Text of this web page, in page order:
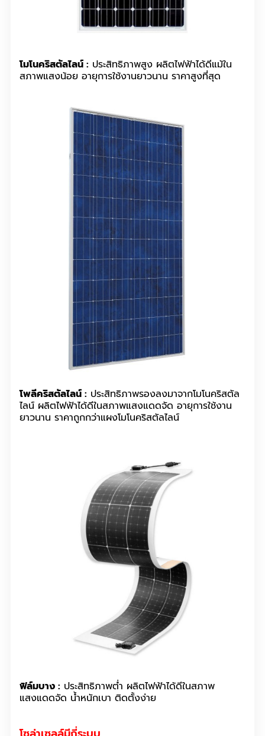
โมโนคริสตัลไลน์ : ประสิทธิภาพสูง ผลิตไฟฟ้าได้ดีแม้ใน
สภาพแสงน้อย อายุการใช้งานยาวนาน ราคาสูงที่สุด
โพลีคริสตัลไลน์ : ประสิทธิภาพรองลงมาจากโมโนคริสตัล
ไลน์ ผลิตไฟฟ้าได้ดีในสภาพแสงแดดจัด อายุการใช้งาน
ยาวนาน ราคาถูกกว่าแผงโมโนคริสตัลไลน์
ฟิล์มบาง : ประสิทธิภาพต่ำ ผลิตไฟฟ้าได้ดีในสภาพ
แสงแดดจัด น้ำหนักเบา ติดตั้งง่าย